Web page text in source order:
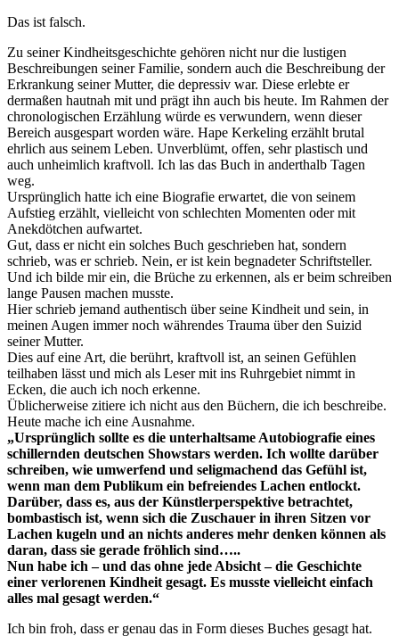
Das ist falsch.
Zu seiner Kindheitsgeschichte gehören nicht nur die lustigen
Beschreibungen seiner Familie, sondern auch die Beschreibung der
Erkrankung seiner Mutter, die depressiv war. Diese erlebte er
dermaßen hautnah mit und prägt ihn auch bis heute. Im Rahmen der
chronologischen Erzählung würde es verwundern, wenn dieser
Bereich ausgespart worden wäre. Hape Kerkeling erzählt brutal
ehrlich aus seinem Leben. Unverblümt, offen, sehr plastisch und
auch unheimlich kraftvoll. Ich las das Buch in anderthalb Tagen
weg.
Ursprünglich hatte ich eine Biografie erwartet, die von seinem
Aufstieg erzählt, vielleicht von schlechten Momenten oder mit
Anekdötchen aufwartet.
Gut, dass er nicht ein solches Buch geschrieben hat, sondern
schrieb, was er schrieb. Nein, er ist kein begnadeter Schriftsteller.
Und ich bilde mir ein, die Brüche zu erkennen, als er beim schreiben
lange Pausen machen musste.
Hier schrieb jemand authentisch über seine Kindheit und sein, in
meinen Augen immer noch währendes Trauma über den Suizid
seiner Mutter.
Dies auf eine Art, die berührt, kraftvoll ist, an seinen Gefühlen
teilhaben lässt und mich als Leser mit ins Ruhrgebiet nimmt in
Ecken, die auch ich noch erkenne.
Üblicherweise zitiere ich nicht aus den Büchern, die ich beschreibe.
Heute mache ich eine Ausnahme.
„Ursprünglich sollte es die unterhaltsame Autobiografie eines
schillernden deutschen Showstars werden. Ich wollte darüber
schreiben, wie umwerfend und seligmachend das Gefühl ist,
wenn man dem Publikum ein befreiendes Lachen entlockt.
Darüber, dass es, aus der Künstlerperspektive betrachtet,
bombastisch ist, wenn sich die Zuschauer in ihren Sitzen vor
Lachen kugeln und an nichts anderes mehr denken können als
daran, dass sie gerade fröhlich sind…..
Nun habe ich – und das ohne jede Absicht – die Geschichte
einer verlorenen Kindheit gesagt. Es musste vielleicht einfach
alles mal gesagt werden.“
Ich bin froh, dass er genau das in Form dieses Buches gesagt hat.